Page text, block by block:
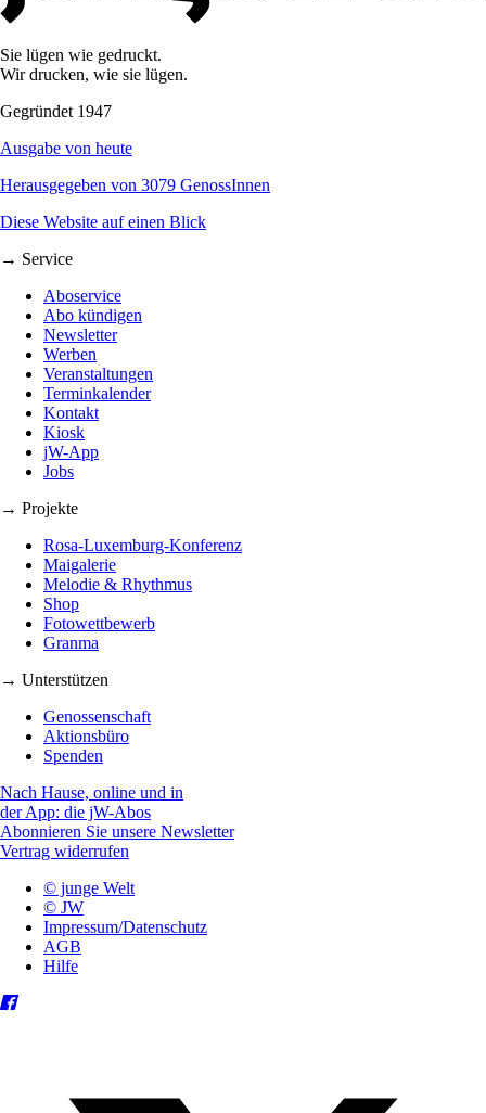
Sie lügen wie gedruckt.
Wir drucken, wie sie lügen.
Gegründet 1947
Ausgabe von heute
Herausgegeben von 3079 GenossInnen
Diese Website auf einen Blick
→ Service
Aboservice
Abo kündigen
Newsletter
Werben
Veranstaltungen
Terminkalender
Kontakt
Kiosk
jW-App
Jobs
→ Projekte
Rosa-Luxemburg-Konferenz
Maigalerie
Melodie & Rhythmus
Shop
Fotowettbewerb
Granma
→ Unterstützen
Genossenschaft
Aktionsbüro
Spenden
Nach Hause, online und in
der App: die jW-Abos
Abonnieren Sie unsere Newsletter
Vertrag widerrufen
© junge Welt
© JW
Impressum/Datenschutz
AGB
Hilfe